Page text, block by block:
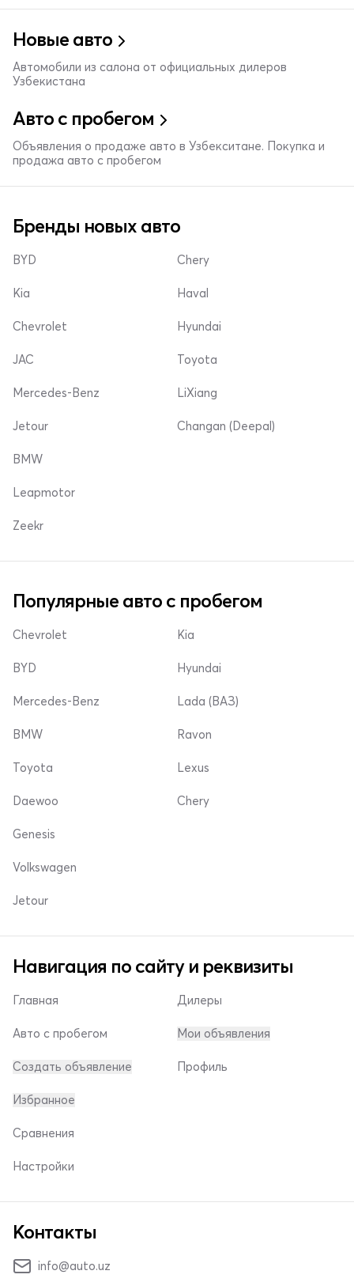
Новые авто
Автомобили из салона от официальных дилеров
Узбекистана
Авто с пробегом
Объявления о продаже авто в Узбекситане. Покупка и
продажа авто с пробегом
Бренды новых авто
BYD
Kia
Chevrolet
Chery
Haval
Hyundai
JAC
Mercedes-Benz
Jetour
Toyota
LiXiang
Changan (Deepal)
BMW
Leapmotor
Zeekr
Популярные авто с пробегом
Chevrolet
BYD
Mercedes-Benz
Kia
Hyundai
Lada (ВАЗ)
BMW
Toyota
Daewoo
Ravon
Lexus
Chery
Genesis
Volkswagen
Jetour
Навигация по сайту и реквизиты
Главная
Авто с пробегом
Создать объявление
Дилеры
Мои объявления
Профиль
Избранное
Сравнения
Настройки
Контакты
info@auto.uz